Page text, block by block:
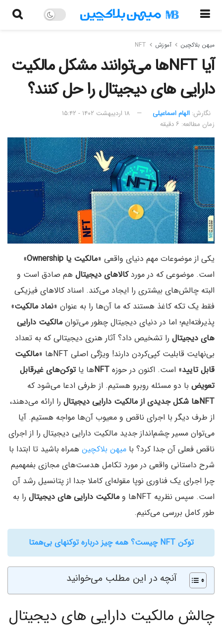
میهن بلاکچین آموزش NFT
آیا NFTها می‌توانند مشکل مالکیت
دارایی های دیجیتال را حل کنند؟
نگارش:‌ الهام اسماعیلی
۱۸ اردیبهشت ۱۴۰۲ - ۱۵:۴۲
زمان مطالعه: ۶ دقیقه
یکی از موضوعات مهم دنیای واقعی «مالکیت یا Ownership
»
است. موضوعی که در موردکالاهای دیجیتال هم صادق است و
البته چالش‌های بیشتری را ایجاد می‌کند. اسناد کالاهای فیزیکی
فقط یک تکه کاغذ هستند که ما آن‌ها را به عنوان «نماد مالکیت»
پذیرفته‌ایم؛ اما در دنیای دیجیتال چطور می‌توان مالکیت دارایی
های دیجیتال را تشخیص داد؟ آثار هنری دیجیتالی که به تعداد
بی‌نهایت قابلیت کپی‌کردن دارند! ویژگی اصلی NFTها «
مالکیت
قابل تایید» است. اکنون در حوزه NFTها یاتوکن‌های غیرقابل
تعویض با دو مسئله روبرو هستیم. از طرفی ادعا می‌شود که
NFTها شکل جدیدی از مالکیت دارایی دیجیتال
را ارائه می‌دهند،
از طرف دیگر با اجرای ناقص و معیوب آن‌ها مواجه هستیم. آیا
می‌توان مسیر چشم‌انداز جدید مالکیت دارایی دیجیتال را از اجرای
ناقص فعلی آن جدا کرد؟ با میهن بلاکچین همراه باشید تا ابتدا با
شرح داستانی واقعی در مورد تکامل هدست‌های مجازی بفمهمیم
چرا اجرای یک فناوری نوپا مقوله‌ای کاملا جدا از پتانسیل رشد آن
است. سپس نظریه NFTها و
مالکیت دارایی های دیجیتال را به
طور کامل بررسی می‌کنیم.
توکن NFT چیست؟ همه چیز درباره توکنهای بی‌همتا
آنچه در این مطلب می‌خوانید
چالش مالکیت دارایی های دیجیتال